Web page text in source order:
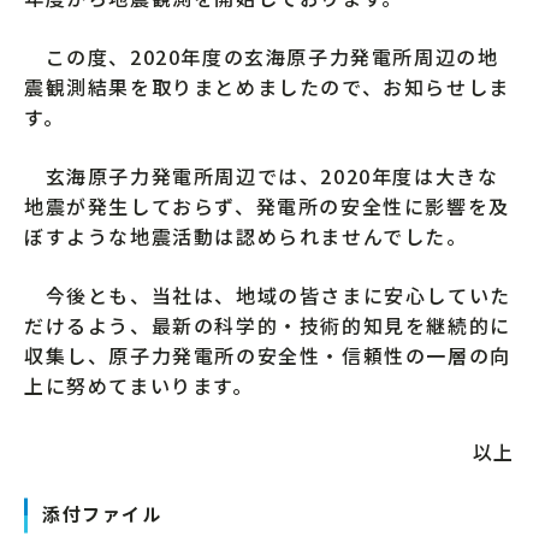
この度、2020年度の玄海原子力発電所周辺の地
震観測結果を取りまとめましたので、お知らせしま
す。
玄海原子力発電所周辺では、2020年度は大きな
地震が発生しておらず、発電所の安全性に影響を及
ぼすような地震活動は認められませんでした。
今後とも、当社は、地域の皆さまに安心していた
だけるよう、最新の科学的・技術的知見を継続的に
収集し、原子力発電所の安全性・信頼性の一層の向
上に努めてまいります。
以上
添付ファイル